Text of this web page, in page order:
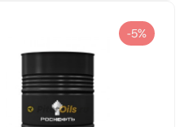
-5%